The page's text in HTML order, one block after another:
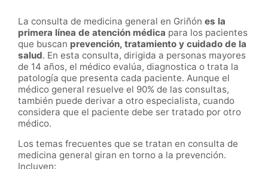
La consulta de medicina general en Griñón es la
primera línea de atención médica para los pacientes
que buscan prevención, tratamiento y cuidado de la
salud. En esta consulta, dirigida a personas mayores
de 14 años, el médico evalúa, diagnostica o trata la
patología que presenta cada paciente. Aunque el
médico general resuelve el 90% de las consultas,
también puede derivar a otro especialista, cuando
considera que el paciente debe ser tratado por otro
médico.
Los temas frecuentes que se tratan en consulta de
medicina general giran en torno a la prevención.
Incluyen: